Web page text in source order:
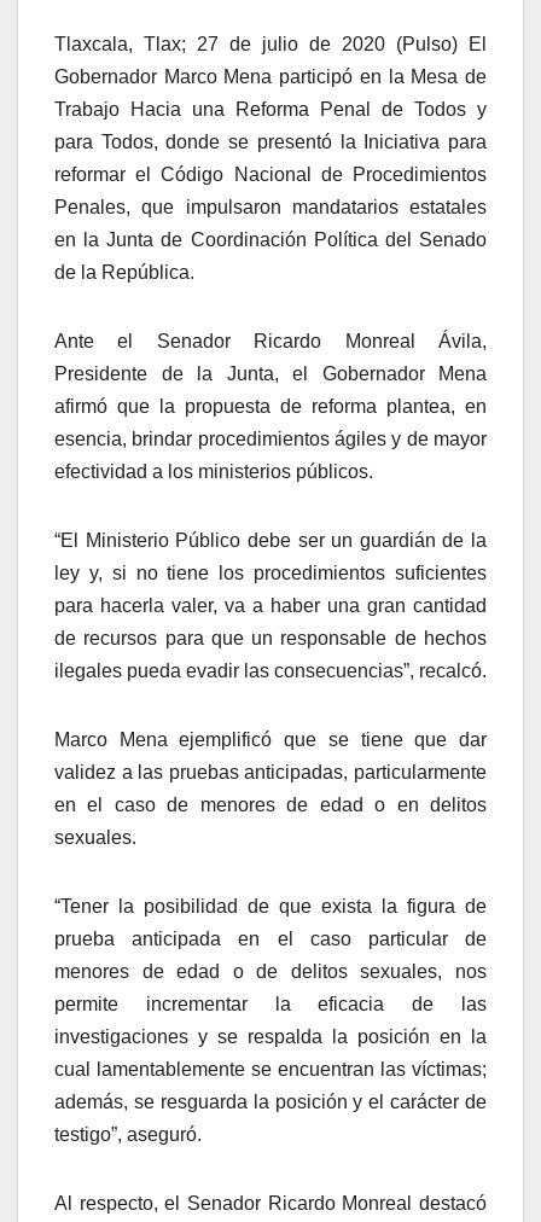
Tlaxcala, Tlax; 27 de julio de 2020 (Pulso) El
Gobernador Marco Mena participó en la Mesa de
Trabajo Hacia una Reforma Penal de Todos y
para Todos, donde se presentó la Iniciativa para
reformar el Código Nacional de Procedimientos
Penales, que impulsaron mandatarios estatales
en la Junta de Coordinación Política del Senado
de la República.
Ante el Senador Ricardo Monreal Ávila,
Presidente de la Junta, el Gobernador Mena
afirmó que la propuesta de reforma plantea, en
esencia, brindar procedimientos ágiles y de mayor
efectividad a los ministerios públicos.
“El Ministerio Público debe ser un guardián de la
ley y, si no tiene los procedimientos suficientes
para hacerla valer, va a haber una gran cantidad
de recursos para que un responsable de hechos
ilegales pueda evadir las consecuencias”, recalcó.
Marco Mena ejemplificó que se tiene que dar
validez a las pruebas anticipadas, particularmente
en el caso de menores de edad o en delitos
sexuales.
“Tener la posibilidad de que exista la figura de
prueba anticipada en el caso particular de
menores de edad o de delitos sexuales, nos
permite incrementar la eficacia de las
investigaciones y se respalda la posición en la
cual lamentablemente se encuentran las víctimas;
además, se resguarda la posición y el carácter de
testigo”, aseguró.
Al respecto, el Senador Ricardo Monreal destacó